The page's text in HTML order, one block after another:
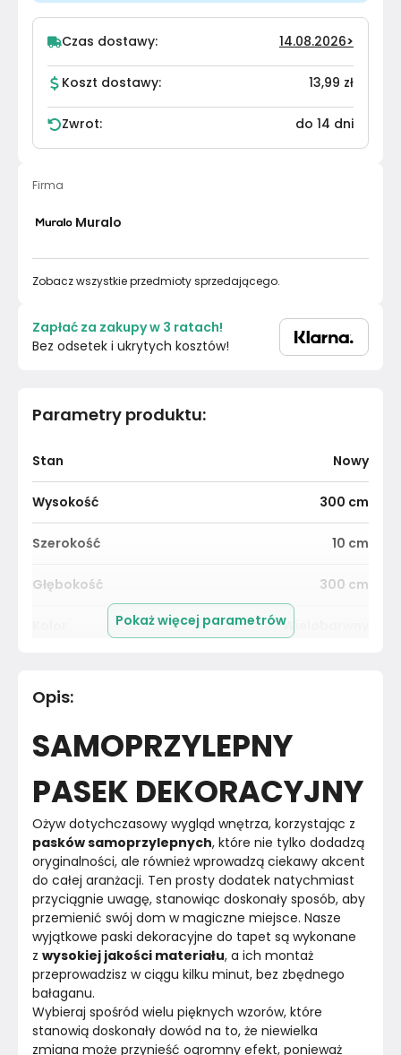
Parametry produktu:
Stan Nowy
Wysokość 300 cm
Szerokość 10 cm
Głębokość 300 cm
Wielobarwny
Materiał
Kolor Wielobarwne
Marka Muralo
Montaż Złożony
Rok produkcji 2024
Pokaż więcej parametrów
Opis:
SAMOPRZYLEPNY
PASEK DEKORACYJNY
Ożyw dotychczasowy wygląd wnętrza, korzystając z
pasków samoprzylepnych, które nie tylko dodadzą
oryginalności, ale również wprowadzą ciekawy akcent
do całej aranżacji. Ten prosty dodatek natychmiast
przyciągnie uwagę, stanowiąc doskonały sposób, aby
przemienić swój dom w magiczne miejsce. Nasze
wyjątkowe paski dekoracyjne do tapet są wykonane
z wysokiej jakości materiału, a ich montaż
przeprowadzisz w ciągu kilku minut, bez zbędnego
bałaganu.
Wybieraj spośród wielu pięknych wzorów, które
stanowią doskonały dowód na to, że niewielka
zmiana może przynieść ogromny efekt, ponieważ
Czas dostawy: 14.08.2026>
Koszt dostawy: 13,99 zł
Zwrot: do 14 dni
Firma
Muralo
Zobacz wszystkie przedmioty sprzedającego.
Zapłać za zakupy w 3 ratach!
Bez odsetek i ukrytych kosztów!